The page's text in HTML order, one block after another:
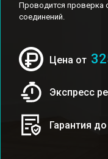
Проводится проверка
соединений.
Цена от
Экспресс
Гарантия